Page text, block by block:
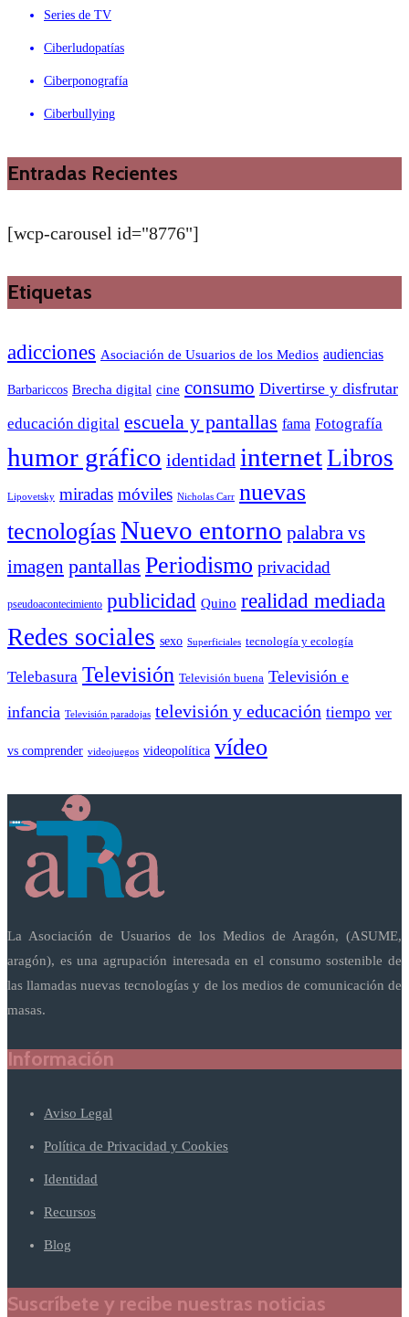
Series de TV
Ciberludopatías
Ciberponografía
Ciberbullying
Entradas Recientes
[wcp-carousel id="8776"]
Etiquetas
adicciones Asociación de Usuarios de los Medios audiencias
Barbariccos Brecha digital cine consumo Divertirse y disfrutar
educación digital escuela y pantallas fama Fotografía
humor gráfico identidad internetLibros
Lipovetsky miradas móviles Nicholas Carr nuevas
tecnologíasNuevo entorno palabra vs
imagen pantallas Periodismo privacidad
pseudoacontecimiento publicidad Quino realidad mediada
Redes sociales sexo Superficiales tecnología y ecología
Telebasura Televisión Televisión buena Televisión e
infancia Televisión paradojas televisión y educación tiempo ver
vs comprender videojuegos videopolítica vídeo
La Asociación de Usuarios de los Medios de Aragón, (ASUME,
aragón), es una agrupación interesada en el consumo sostenible de
las llamadas nuevas tecnologías y de los medios de comunicación de
masas.
Información
Aviso Legal
Política de Privacidad y Cookies
Identidad
Recursos
Blog
Suscríbete y recibe nuestras noticias